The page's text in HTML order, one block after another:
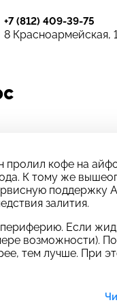
+7 (812) 409-39-75
8 Красноармейская,
пролил кофе на
К тому же
поддержку
залития.
Если
возможности).
тем лучше. При